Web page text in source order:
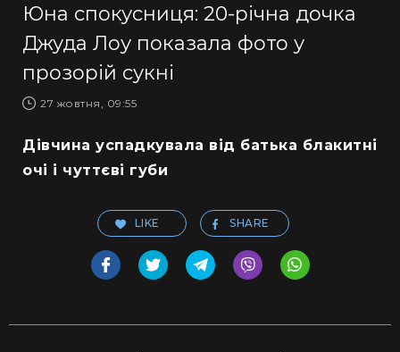
Юна спокусниця: 20-річна дочка
Джуда Лоу показала фото у
прозорій сукні
27 жовтня, 09:55
Дівчина успадкувала від батька блакитні
очі і чуттєві губи
LIKE SHARE